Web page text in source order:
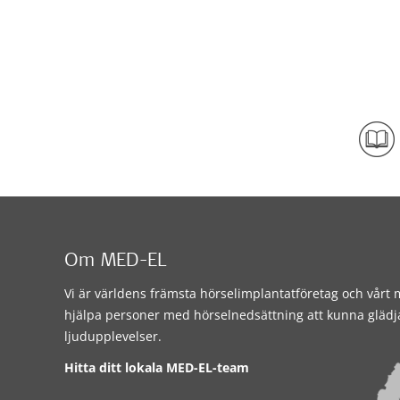
Om MED-EL
Vi är världens främsta hörselimplantatföretag och vårt
hjälpa personer med hörselnedsättning att kunna
ljudupplevelser.
Hitta ditt lokala MED-EL-team